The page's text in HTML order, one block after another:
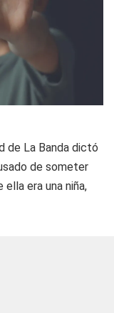
de La Banda dictó
de someter
ella era una niña,